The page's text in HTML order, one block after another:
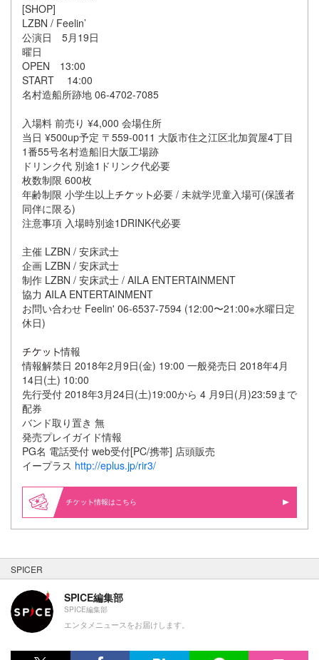
[SHOP]
LZBN / Feelin’
公演日 5月19日
曜日
OPEN 13:00
START 14:00
名村造船所跡地 06-4702-7085
入場料 前売り ¥4,000 会場住所
当日 ¥500up予定 〒559-0011 大阪市住之江区北加賀屋4丁目
1番55号名村造船旧大阪工場跡
ドリンク代 別途1ドリンク代必要
枚数制限 600枚
年齢制限 小学生以上
必要 / 未就学児童入場可(保護者
同伴に限る)
注意事項 入場時別途1DRINK代必要
主催 LZBN / 安床武士
企画 LZBN / 安床武士
制作 LZBN / 安床武士 / AILA ENTERTAINMENT
協力 AILA ENTERTAINMENT
お問い合わせ Feelin' 06-6537-7594 (12:00〜21:00※水曜日定
休日)
情報
情報解禁日 2018年2月9日(金) 19:00 一般発売日 2018年4月
14日(土) 10:00
先行受付 2018年3月24日(土)19:00から 4 月9日(月)23:59まで
配券
バンド取り置き 無
発売プレイガイド情報
PG名 電話受付 web受付[PC/携帯] 店頭販売
イープラス http://eplus.jp/rir3/
情報はこちら
SPICER
SPICE編集部
SPICE編集部
エンタメニュースをお届けします。